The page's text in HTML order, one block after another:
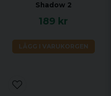
Shadow 2
189 kr
LÄGG I VARUKORGEN